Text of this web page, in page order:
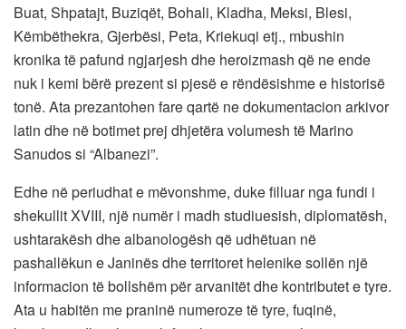
Buat, Shpatajt, Buziqët, Bohali, Kladha, Meksi, Blesi,
Këmbëthekra, Gjerbësi, Peta, Kriekuqi etj., mbushin
kronika të pafund ngjarjesh dhe heroizmash që ne ende
nuk i kemi bërë prezent si pjesë e rëndësishme e historisë
tonë. Ata prezantohen fare qartë ne dokumentacion arkivor
latin dhe në botimet prej dhjetëra volumesh të Marino
Sanudos si “Albanezi”.
Edhe në periudhat e mëvonshme, duke filluar nga fundi i
shekullit XVIII, një numër i madh studiuesish, diplomatësh,
ushtarakësh dhe albanologësh që udhëtuan në
pashallëkun e Janinës dhe territoret helenike sollën një
informacion të bollshëm për arvanitët dhe kontributet e tyre.
Ata u habitën me praninë numeroze të tyre, fuqinë,